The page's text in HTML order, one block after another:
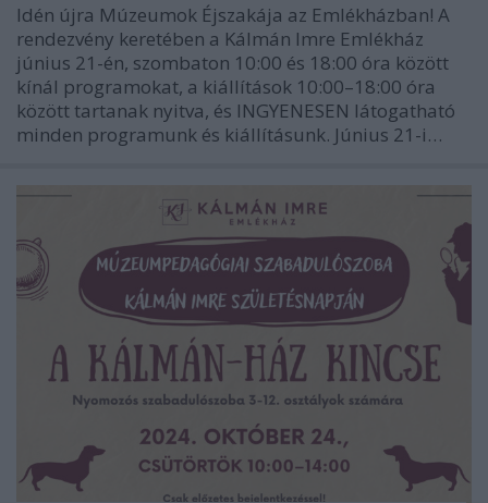
Idén újra Múzeumok Éjszakája az Emlékházban! A
rendezvény keretében a Kálmán Imre Emlékház
június 21-én, szombaton 10:00 és 18:00 óra között
kínál programokat, a kiállítások 10:00–18:00 óra
között tartanak nyitva, és INGYENESEN látogatható
minden programunk és kiállításunk. Június 21-i…